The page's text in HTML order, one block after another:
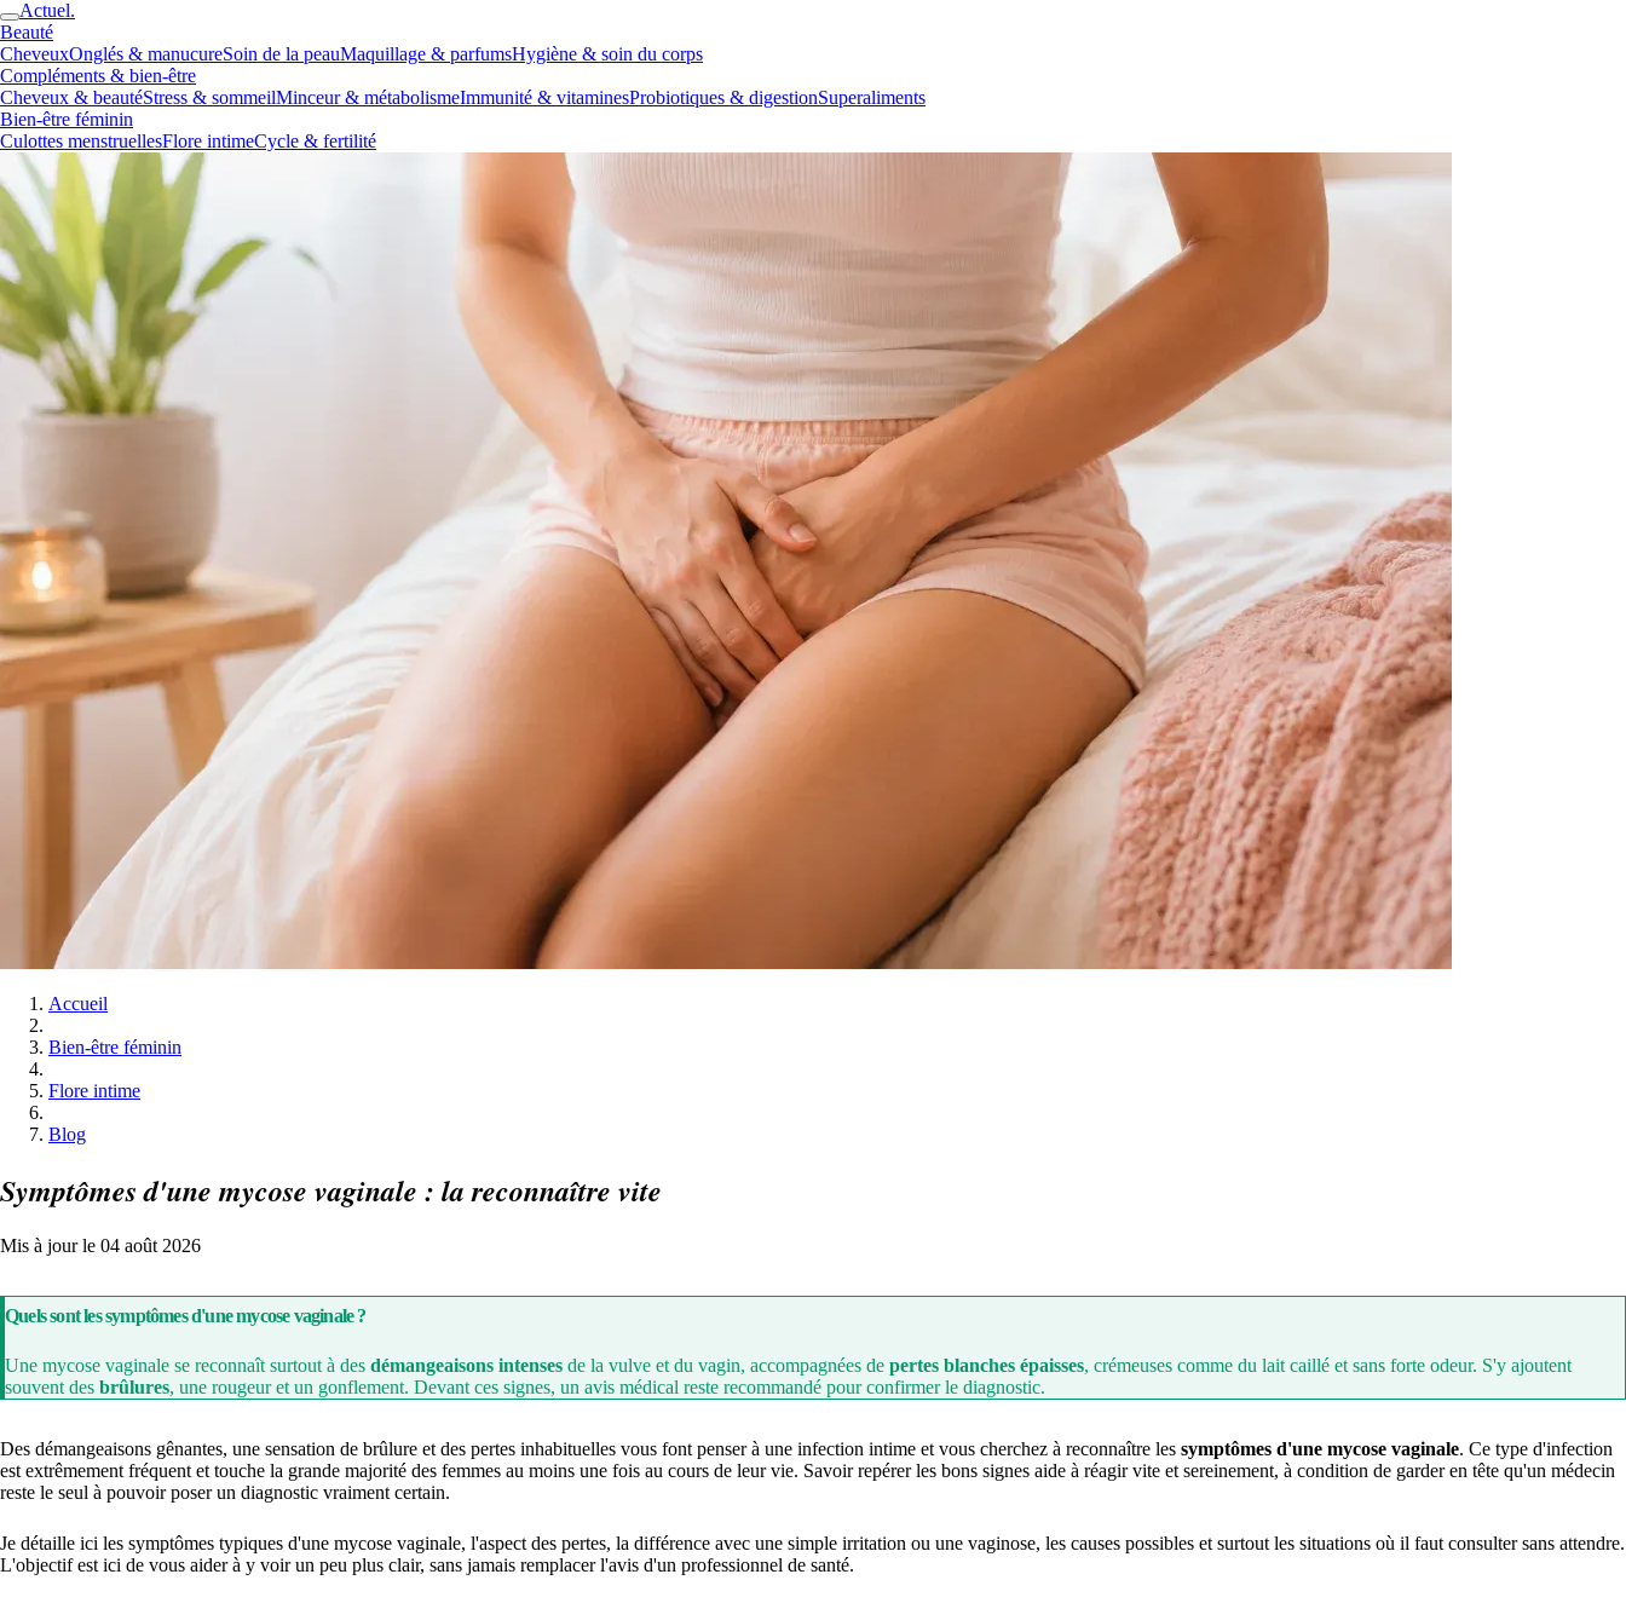
Actuel.
Beauté
CheveuxOnglés & manucureSoin de la peauMaquillage & parfumsHygiène & soin du corps
Compléments & bien-être
Cheveux & beautéStress & sommeilMinceur & métabolismeImmunité & vitaminesProbiotiques & digestionSuperaliments
Bien-être féminin
Culottes menstruellesFlore intimeCycle & fertilité
Accueil
Bien-être féminin
Flore intime
Blog
Symptômes d'une mycose vaginale : la reconnaître vite
Mis à jour le 04 août 2026
Quels sont les symptômes d'une mycose vaginale ?
Une mycose vaginale se reconnaît surtout à des démangeaisons intenses de la vulve et du vagin, accompagnées de pertes blanches épaisses, crémeuses comme du lait caillé et sans forte odeur. S'y ajoutent
souvent des brûlures, une rougeur et un gonflement. Devant ces signes, un avis médical reste recommandé pour confirmer le diagnostic.
Des démangeaisons gênantes, une sensation de brûlure et des pertes inhabituelles vous font penser à une infection intime et vous cherchez à reconnaître les symptômes d'une mycose vaginale. Ce type d'infection
est extrêmement fréquent et touche la grande majorité des femmes au moins une fois au cours de leur vie. Savoir repérer les bons signes aide à réagir vite et sereinement, à condition de garder en tête qu'un médecin
reste le seul à pouvoir poser un diagnostic vraiment certain.
Je détaille ici les symptômes typiques d'une mycose vaginale, l'aspect des pertes, la différence avec une simple irritation ou une vaginose, les causes possibles et surtout les situations où il faut consulter sans attendre.
L'objectif est ici de vous aider à y voir un peu plus clair, sans jamais remplacer l'avis d'un professionnel de santé.